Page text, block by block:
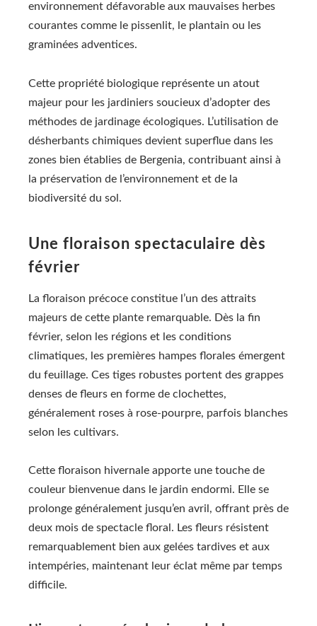
environnement défavorable aux mauvaises herbes
courantes comme le pissenlit, le plantain ou les
graminées adventices.
Cette propriété biologique représente un atout
majeur pour les jardiniers soucieux d’adopter des
méthodes de jardinage écologiques. L’utilisation de
désherbants chimiques devient superflue dans les
zones bien établies de Bergenia, contribuant ainsi à
la préservation de l’environnement et de la
biodiversité du sol.
Une floraison spectaculaire dès
février
La floraison précoce constitue l’un des attraits
majeurs de cette plante remarquable. Dès la fin
février, selon les régions et les conditions
climatiques, les premières hampes florales émergent
du feuillage. Ces tiges robustes portent des grappes
denses de fleurs en forme de clochettes,
généralement roses à rose-pourpre, parfois blanches
selon les cultivars.
Cette floraison hivernale apporte une touche de
couleur bienvenue dans le jardin endormi. Elle se
prolonge généralement jusqu’en avril, offrant près de
deux mois de spectacle floral. Les fleurs résistent
remarquablement bien aux gelées tardives et aux
intempéries, maintenant leur éclat même par temps
difficile.